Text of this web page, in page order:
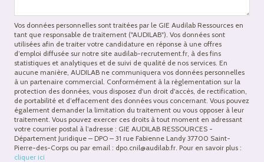
Vos données personnelles sont traitées par le GIE Audilab Ressources en
tant que responsable de traitement ("AUDILAB"). Vos données sont
utilisées afin de traiter votre candidature en réponse à une offres
d’emploi diffusée sur notre site audilab-recrutement.fr, à des fins
statistiques et analytiques et de suivi de qualité de nos services. En
aucune manière, AUDILAB ne communiquera vos données personnelles
à un partenaire commercial. Conformément à la règlementation sur la
protection des données, vous disposez d'un droit d'accès, de rectification,
de portabilité et d’effacement des données vous concernant. Vous pouvez
également demander la limitation du traitement ou vous opposer à leur
traitement. Vous pouvez exercer ces droits à tout moment en adressant
votre courrier postal à l’adresse : GIE AUDILAB RESSOURCES -
Département Juridique – DPO – 31 rue Fabienne Landy 37700 Saint-
Pierre-des-Corps ou par email : dpo.cnil@audilab.fr. Pour en savoir plus :
cliquer ici